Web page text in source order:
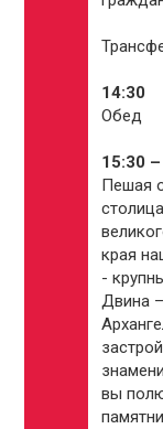
14:30
Обед
15:30
Пешая
края
-
Двина
вы